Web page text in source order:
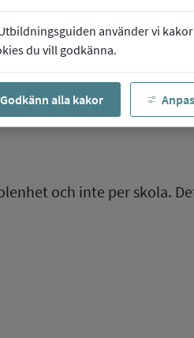
använder vi
du vill godkänna.
Godkänn alla kakor
och inte per skola.